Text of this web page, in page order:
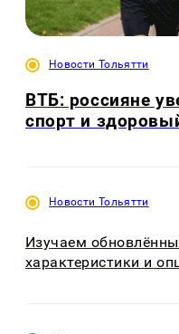
Новости Тольятти
ВТБ: россияне
спорт и
Новости Тольятти
Изучаем
характеристики и